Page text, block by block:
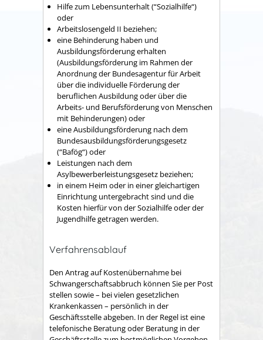
Hilfe zum Lebensunterhalt (“Sozialhilfe“)
oder
Arbeitslosengeld II beziehen;
eine Behinderung haben und
Ausbildungsförderung erhalten
(Ausbildungsförderung im Rahmen der
Anordnung der Bundesagentur für Arbeit
über die individuelle Förderung der
beruflichen Ausbildung oder über die
Arbeits- und Berufsförderung von Menschen
mit Behinderungen) oder
eine Ausbildungsförderung nach dem
Bundesausbildungsförderungsgesetz
(“Bafög“) oder
Leistungen nach dem
Asylbewerberleistungsgesetz beziehen;
in einem Heim oder in einer gleichartigen
Einrichtung untergebracht sind und die
Kosten hierfür von der Sozialhilfe oder der
Jugendhilfe getragen werden.
Verfahrensablauf
Den Antrag auf Kostenübernahme bei
Schwangerschaftsabbruch können Sie per Post
stellen sowie – bei vielen gesetzlichen
Krankenkassen – persönlich in der
Geschäftsstelle abgeben. In der Regel ist eine
telefonische Beratung oder Beratung in der